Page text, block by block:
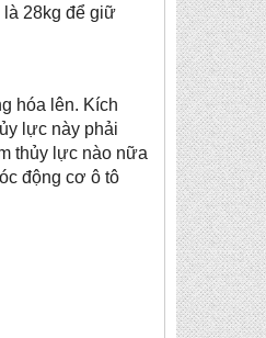
là 28kg để giữ
hóa lên. Kích
lực này phải
thủy lực nào nữa
động cơ ô tô